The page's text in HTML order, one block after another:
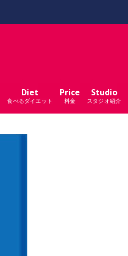
Diet
食べるダイエット
Price
料金
Studio
スタジオ紹介